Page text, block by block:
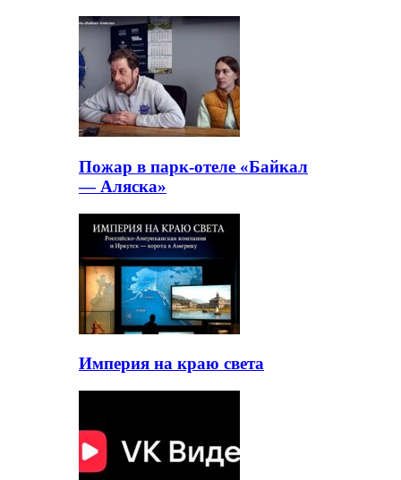
Пожар в парк-отеле «Байкал
— Аляска»
Империя на краю света